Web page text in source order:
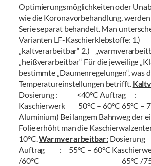
Optimierungsmöglichkeiten oder
wie die Koronavorbehandlung,
Serie separat behandelt. Man
Varianten LF-Kaschierklebstoffe: 1.)
„kaltverarbeitbar“ 2.)
„heißverarbeitbar“ Für die jeweilige
bestimmte „Daumenregelungen“, was
Temperatureinstellungen betrifft.
Dosierung : <40°C Auftrag :
Kaschierwerk 50°C – 60°C 65°C –
Aluminium) Bei langem Bahnweg der
Folie erhöht man die
10°C.Warmverarbeitbar:
Auftrag : 55°C – 60°C
/60°C 65°C /75°C